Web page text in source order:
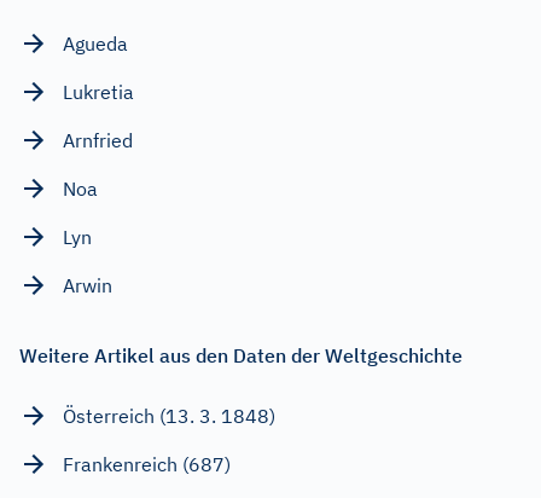
Agueda
Lukretia
Arnfried
Noa
Lyn
Arwin
Weitere Artikel aus den Daten der Weltgeschichte
Österreich (13. 3. 1848)
Frankenreich (687)